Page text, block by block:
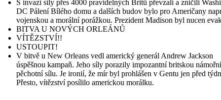
S invazí síly přes 4000 pravidelných Britů převzali a zničili
DC Pálení Bílého domu a dalších budov bylo pro Američany
vojenskou a morální porážkou. Prezident Madison byl nucen
BITVA U NOVÝCH ORLEÁNŮ
VÍTĚZSTVÍ!!
USTOUPIT!
V bitvě u New Orleans vedl americký generál Andrew Jackson
úspěšnou kampaň. Jeho síly porazily impozantní britskou
pěchotní sílu. Je ironií, že mír byl prohlášen v Gentu jen před
Přesto, vítězství posílilo americkou morálku.